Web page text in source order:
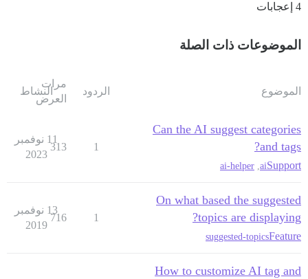
4 إعجابات
الموضوعات ذات الصلة
الموضوع الردود
مرات
العرض
النشاط
Can the AI suggest categories
and tags?
Support
ai
ai-helper
1
313
11 نوفمبر
2023
On what based the suggested
topics are displaying?
Feature
suggested-topics
1
716
13 نوفمبر
2019
How to customize AI tag and